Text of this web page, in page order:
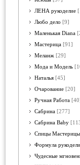
ЛЕНА рукоделие
Любо дело [9]
Маленькая Diana
Мастерица [91]
Меланж [29]
Мода и Модель
Наталья [45]
Очарование [20]
Ручная Работа [40]
Сабрина [277]
Сабрина Baby
Спицы Мастерицы
Формула
Чудесные